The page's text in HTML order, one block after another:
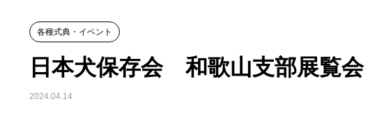
各種式典・イベント
日本犬保存会 和歌山支部展覧会
2024.04.14